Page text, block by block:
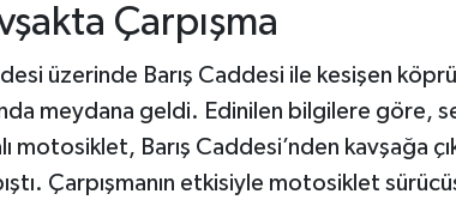
Çarpışma
üzerinde Barış Caddesi ile kesişen
meydana geldi. Edinilen bilgilere göre,
motosiklet, Barış Caddesi’nden kavşağa
Çarpışmanın etkisiyle motosiklet